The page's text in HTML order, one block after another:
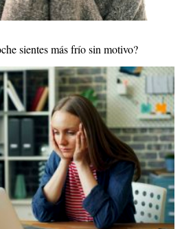
sientes más frío sin motivo?